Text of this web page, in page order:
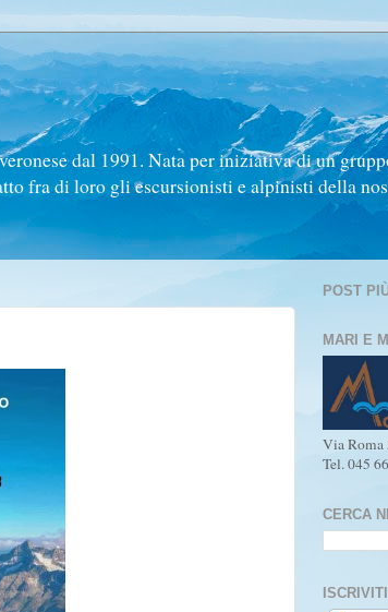
dal 1991. Nata per iniziativa di un
fra di loro gli escursionisti e alpinisti della
POST
MARI E
Via Roma
Tel. 045
CERCA